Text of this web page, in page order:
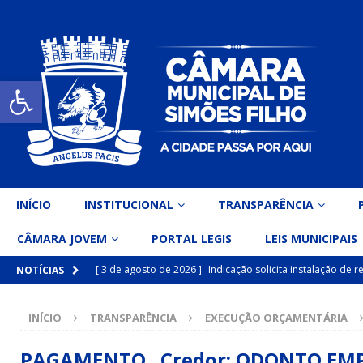
Open toolbar
INÍCIO INSTITUCIONAL TRANSPARÊNCIA
CÂMARA JOVEM PORTAL LEGIS LEIS MUNICIPAIS
NOTÍCIAS [ 3 de agosto de 2026 ] Indicação solicita instalação de
inclusiva
DESTAQUE
[ 15 de julho de 2026 ]
Vereador Belo Gazineu
INÍCIO TRANSPARÊNCIA EXECUÇÃO ORÇAMENTÁRIA